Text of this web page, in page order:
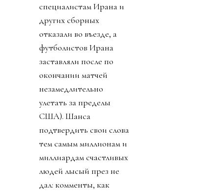
специалистам Ирана и
других сборных
отказали во въезде, а
футболистов Ирана
заставляли после по
окончании матчей
незамедлительно
улетать за пределы
США). Шанса
подтвердить свои слова
тем самым миллионам и
миллиардам счастливых
людей лысый през не
дал: комменты, как